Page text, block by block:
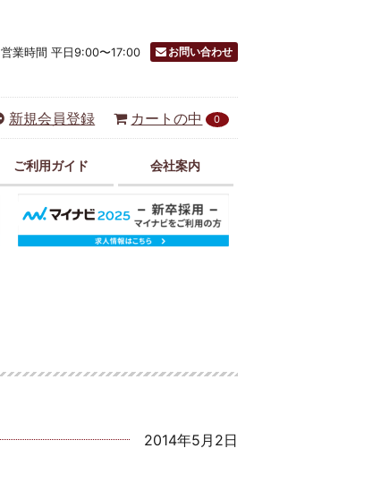
営業時間 平日9:00〜17:00 お問い合わせ
新規会員登録 カートの中 0
ご利用ガイド 会社案内
2014年5月2日